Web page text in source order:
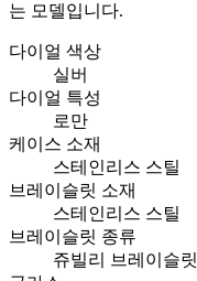
는 모델입니다.
다이얼 색상
실버
다이얼 특성
로만
케이스 소재
스테인리스 스틸
브레이슬릿 소재
스테인리스 스틸
브레이슬릿 종류
쥬빌리 브레이슬릿